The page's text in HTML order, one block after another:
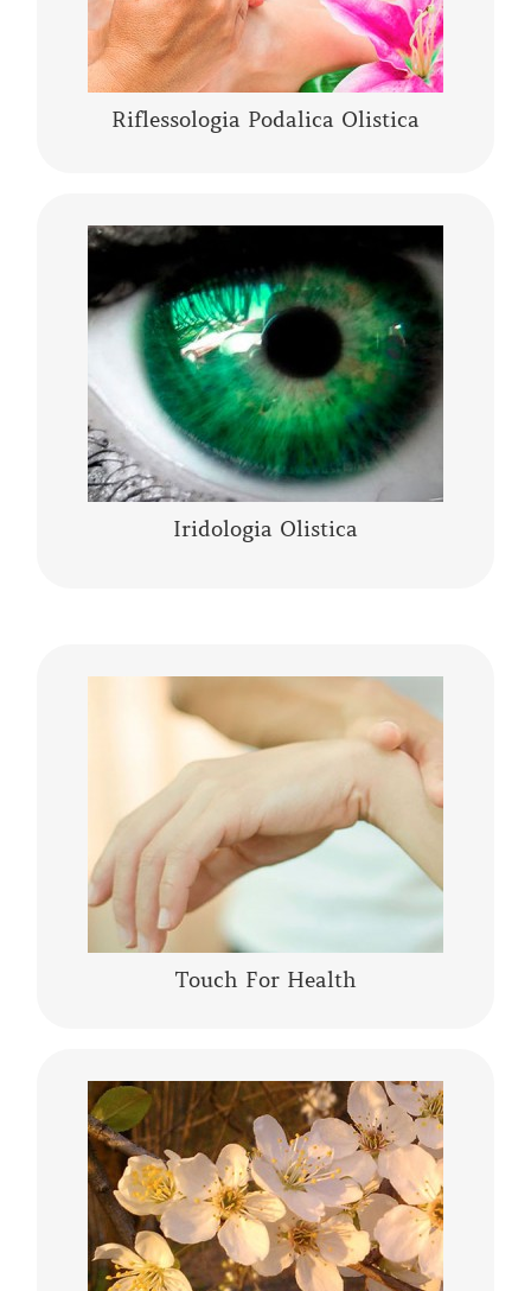
Riflessologia Podalica Olistica
Iridologia Olistica
L’Iridologia Olistica è “l’arte” che osserva i
segni, le anomalie, i fenomeni, i colori e le
architetture dell’occhio, per comprendere lo
stato fisico…..
CONTINUA A LEGGERE
Touch For Health
La Kinesiologia Specializzata è un metodo
olistico che prende in considerazione la
persona nella sua totalità corpo, mente,
emozioni. Integra le conoscenze moderne……
CONTINUA A LEGGERE
I fiori di Bach sono una “terapia vibrazionale-
energetica” messa a punto da Edward Bach. I
fiori di Bach sono delle “lanterne” che aiutano
a comprendere se stessi,…….
CONTINUA A LEGGERE